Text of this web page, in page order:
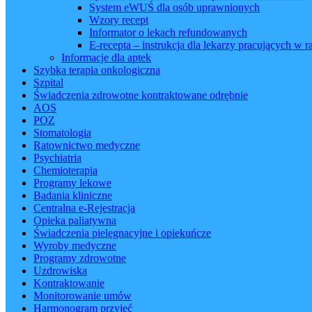
System eWUŚ dla osób uprawnionych
Wzory recept
Informator o lekach refundowanych
E-recepta – instrukcja dla lekarzy pracujących w
Informacje dla aptek
Szybka terapia onkologiczna
Szpital
Świadczenia zdrowotne kontraktowane odrębnie
AOS
POZ
Stomatologia
Ratownictwo medyczne
Psychiatria
Chemioterapia
Programy lekowe
Badania kliniczne
Centralna e-Rejestracja
Opieka paliatywna
Świadczenia pielęgnacyjne i opiekuńcze
Wyroby medyczne
Programy zdrowotne
Uzdrowiska
Kontraktowanie
Monitorowanie umów
Harmonogram przyjęć